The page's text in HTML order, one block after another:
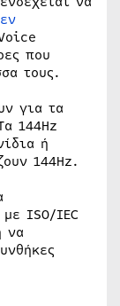
που
τους.
για τα
144Hz
ή
144Hz.
ISO/IEC
να